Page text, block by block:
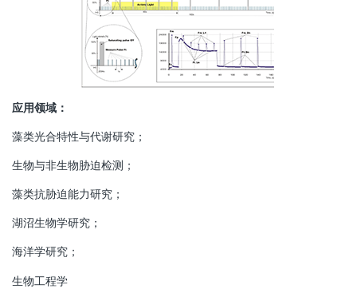
应用领域：
藻类光合特性与代谢研究；
生物与非生物胁迫检测；
藻类抗胁迫能力研究；
湖沼生物学研究；
海洋学研究；
生物工程学